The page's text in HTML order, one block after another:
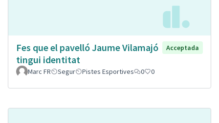
Fes que el pavelló Jaume Vilamajó
tingui identitat
Acceptada
Marc FR Segur Pistes Esportives 0 0